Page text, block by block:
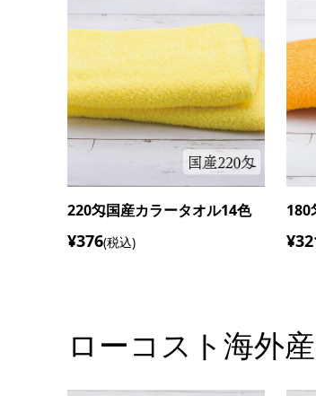
200匁国産カラータオル2色
¥385(税込)
240
ローコスト海外